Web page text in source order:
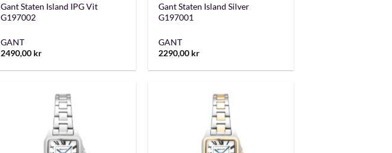
Gant Staten Island IPG Vit
G197002
GANT
2490,00 kr
Gant Staten Island Silver
G197001
GANT
2290,00 kr